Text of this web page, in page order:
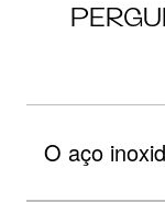
O aço